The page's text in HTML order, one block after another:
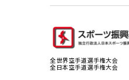
全世界空手道選手権大会
全日本空手道選手権大会